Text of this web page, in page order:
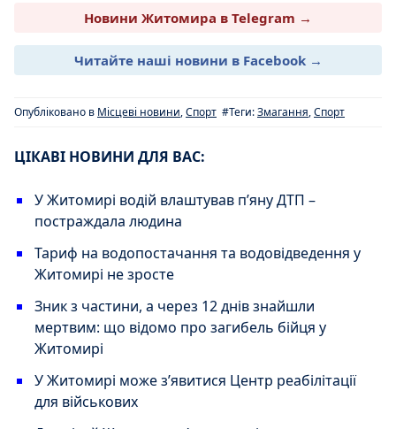
Новини Житомира в Telegram →
Читайте наші новини в Facebook →
Опубліковано в Місцеві новини,Спорт #Теги:Змагання,Спорт
ЦІКАВІ НОВИНИ ДЛЯ ВАС:
У Житомирі водій влаштував п’яну ДТП –
постраждала людина
Тариф на водопостачання та водовідведення у
Житомирі не зросте
Зник з частини, а через 12 днів знайшли
мертвим: що відомо про загибель бійця у
Житомирі
У Житомирі може з’явитися Центр реабілітації
для військових